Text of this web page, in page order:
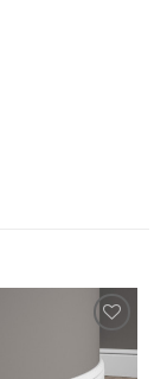
Lägg till